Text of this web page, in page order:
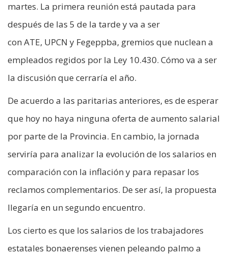
martes. La primera reunión está pautada para
después de las 5 de la tarde y va a ser
con ATE, UPCN y Fegeppba, gremios que nuclean a
empleados regidos por la Ley 10.430. Cómo va a ser
la discusión que cerraría el año.
De acuerdo a las paritarias anteriores, es de esperar
que hoy no haya ninguna oferta de aumento salarial
por parte de la Provincia. En cambio, la jornada
serviría para analizar la evolución de los salarios en
comparación con la inflación y para repasar los
reclamos complementarios. De ser así, la propuesta
llegaría en un segundo encuentro.
Los cierto es que los salarios de los trabajadores
estatales bonaerenses vienen peleando palmo a